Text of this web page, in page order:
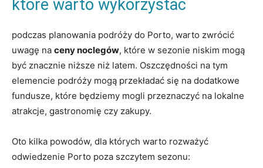
które warto ⁢wykorzystać
podczas planowania‍ podróży do Porto, warto zwrócić
uwagę⁢ na ceny noclegów,‍ które w sezonie niskim ⁤mogą
być ⁤znacznie niższe ⁣niż latem. Oszczędności na tym
elemencie podróży‍ mogą przekładać ⁣się na ⁣dodatkowe
fundusze, które będziemy mogli​ przeznaczyć na lokalne
atrakcje, gastronomię czy zakupy.
Oto kilka powodów, dla których warto ‍rozważyć
odwiedzenie Porto poza⁤ szczytem ‍sezonu: